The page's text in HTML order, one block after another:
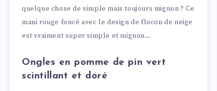
quelque chose de simple mais toujours mignon ? Ce
mani rouge foncé avec le design de flocon de neige
est vraiment super simple et mignon…
Ongles en pomme de pin vert
scintillant et doré